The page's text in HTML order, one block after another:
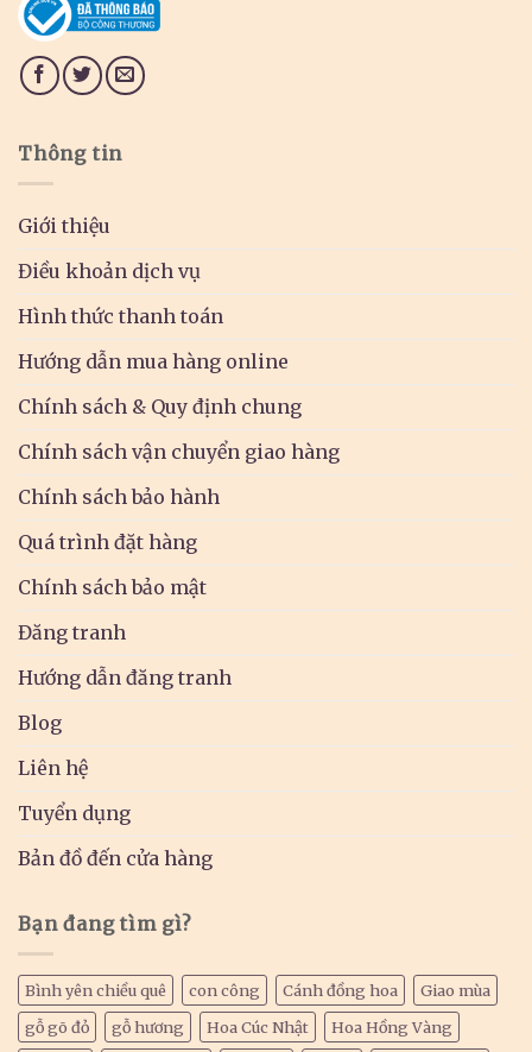
Thông tin
Giới thiệu
Điều khoản dịch vụ
Hình thức thanh toán
Hướng dẫn mua hàng online
Chính sách & Quy định chung
Chính sách vận chuyển giao hàng
Chính sách bảo hành
Quá trình đặt hàng
Chính sách bảo mật
Đăng tranh
Hướng dẫn đăng tranh
Blog
Liên hệ
Tuyển dụng
Bản đồ đến cửa hàng
Bạn đang tìm gì?
Bình yên chiều quê con công Cánh đồng hoa
Giao mùa
gỗ gõ đỏ
gỗ hương Hoa Cúc Nhật
Hoa Hồng Vàng